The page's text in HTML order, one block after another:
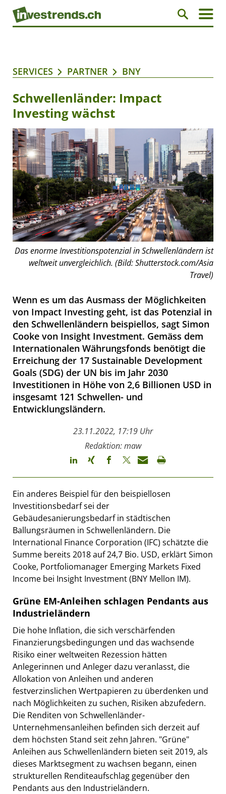
SERVICES PARTNER BNY
Schwellenländer: Impact
Investing wächst
Das enorme Investitionspotenzial in Schwellenländern ist
weltweit unvergleichlich. (Bild: Shutterstock.com/Asia
Travel)
Wenn es um das Ausmass der Möglichkeiten
von Impact Investing geht, ist das Potenzial in
den Schwellenländern beispiellos, sagt Simon
Cooke von Insight Investment. Gemäss dem
Internationalen Währungsfonds benötigt die
Erreichung der 17 Sustainable Development
Goals (SDG) der UN bis im Jahr 2030
Investitionen in Höhe von 2,6 Billionen USD in
insgesamt 121 Schwellen- und
Entwicklungsländern.
23.11.2022, 17:19 Uhr
Redaktion: maw
Ein anderes Beispiel für den beispiellosen
Investitionsbedarf sei der
Gebäudesanierungsbedarf in städtischen
Ballungsräumen in Schwellenländern. Die
International Finance Corporation (IFC) schätzte die
Summe bereits 2018 auf 24,7 Bio. USD, erklärt Simon
Cooke, Portfoliomanager Emerging Markets Fixed
Income bei Insight Investment (BNY Mellon IM).
Grüne EM-Anleihen schlagen Pendants aus
Industrieländern
Die hohe Inflation, die sich verschärfenden
Finanzierungsbedingungen und das wachsende
Risiko einer weltweiten Rezession hätten
Anlegerinnen und Anleger dazu veranlasst, die
Allokation von Anleihen und anderen
festverzinslichen Wertpapieren zu überdenken und
nach Möglichkeiten zu suchen, Risiken abzufedern.
Die Renditen von Schwellenländer-
Unternehmensanleihen befinden sich derzeit auf
dem höchsten Stand seit zehn Jahren. "Grüne"
Anleihen aus Schwellenländern bieten seit 2019, als
dieses Marktsegment zu wachsen begann, einen
strukturellen Renditeaufschlag gegenüber den
Pendants aus den Industrieländern.